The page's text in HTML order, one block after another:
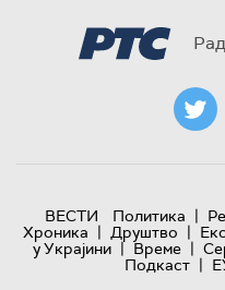
ВЕСТИ Политика |
Хроника | Друштво |
у Украјини | Време |
Подкаст |